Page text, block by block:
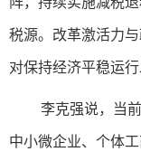
税源。改革激活力
对保持经济平稳运行
李克强说，当
中小微企业、个体